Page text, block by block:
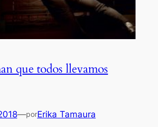
que todos llevamos
—porErika Tamaura